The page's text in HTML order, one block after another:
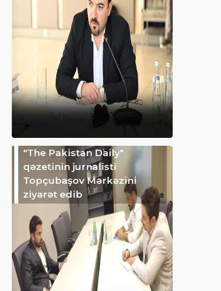
"The Pakistan Daily"
qəzetinin jurnalisti
Topçubaşov Mərkəzini
ziyarət edib